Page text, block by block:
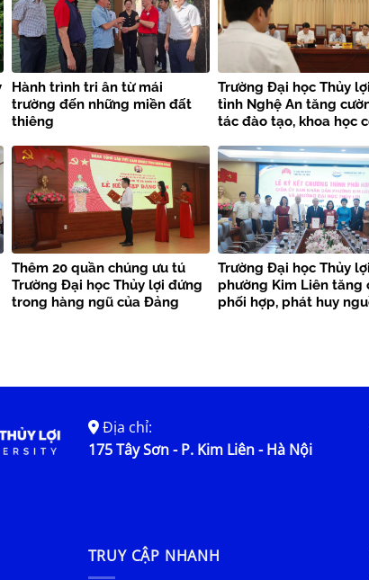
Hành trình tri ân từ mái
trường đến những miền đất
thiêng
Trường Đại học Thủy
tỉnh Nghệ An tăng
tác đào tạo, khoa học
tai
Thêm 20 quần chúng ưu tú
Trường Đại học Thủy lợi đứng
trong hàng ngũ của Đảng
Trường Đại học Thủy
phường Kim Liên tăng
phối hợp, phát huy
Địa chỉ:
175 Tây Sơn - P. Kim Liên - Hà Nội
TRUY CẬP NHANH